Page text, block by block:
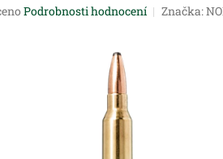
Podrobnosti hodnocení Značka: